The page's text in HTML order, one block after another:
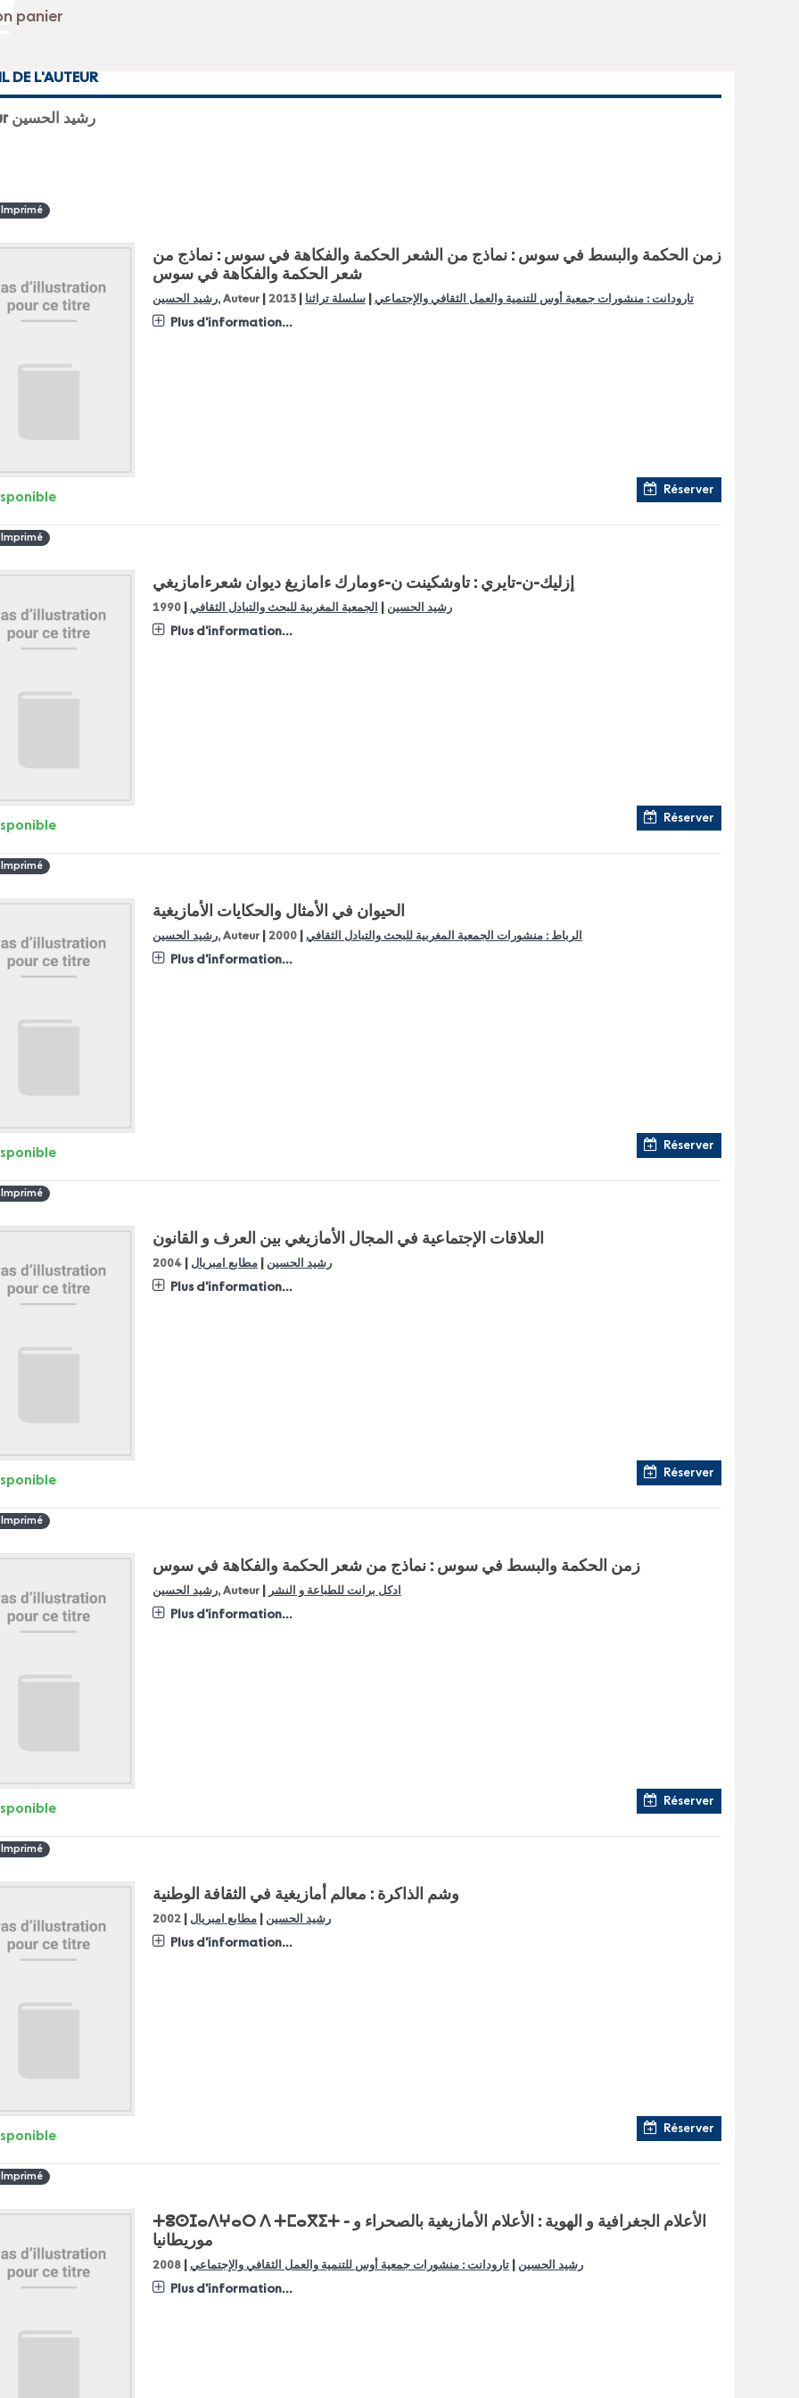
DE L'AUTEUR
Auteur رشيد الحسين
زمن الحكمة والبسط في سوس : نماذج من الشعر الحكمة والفكاهة في سوس : نماذج من
شعر الحكمة والفكاهة في سوس
رشيد الحسين, Auteur تارودانت : منشورات جمعية أوس للتنمية والعمل الثقافي والإجتماعي |سلسلة تراثنا |
2013
Plus d'information...
Réserver
Imprimé
إزليك-ن-تايري : تاوشكينت ن-ءومارك ءامازيغ ديوان شعرءامازيغي
رشيد الحسين الجمعية المغربية للبحث والتبادل الثقافي |
1990
Plus d'information...
Réserver
الحيوان في الأمثال والحكايات الأمازيغية
رشيد الحسين, Auteur الرباط : منشورات الجمعية المغربية للبحث والتبادل الثقافي |
2000
Plus d'information...
Réserver
العلاقات الإجتماعية في المجال الأمازيغي بين العرف و القانون
رشيد الحسين |مطابع امبريال |
2004
Plus d'information...
Réserver
Imprimé
زمن الحكمة والبسط في سوس : نماذج من شعر الحكمة والفكاهة في سوس
رشيد الحسين, Auteur ادكل برانت للطباعة و النشر
Plus d'information...
Réserver
وشم الذاكرة : معالم أمازيغية في الثقافة الوطنية
رشيد الحسين |مطابع امبريال |
2002
Plus d'information...
Réserver
ⵜⵓⵙⵊⴰⴷⵖⴰⵔ ⴷ ⵜⵎⴰⴳⵉⵜ - الأعلام الجغرافية و الهوية : الأعلام الأمازيغية بالصحراء و
موريطانيا
رشيد الحسين |تارودانت : منشورات جمعية أوس للتنمية والعمل الثقافي والإجتماعي |
2008
Plus d'information...